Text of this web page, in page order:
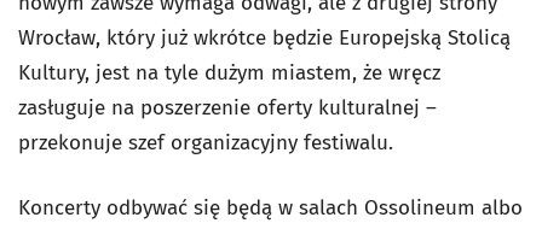
Wrocław, który już wkrótce będzie Europejską Stolicą
Kultury, jest na tyle dużym miastem, że wręcz
zasługuje na poszerzenie oferty kulturalnej –
przekonuje szef organizacyjny festiwalu.
Koncerty odbywać się będą w salach Ossolineum albo